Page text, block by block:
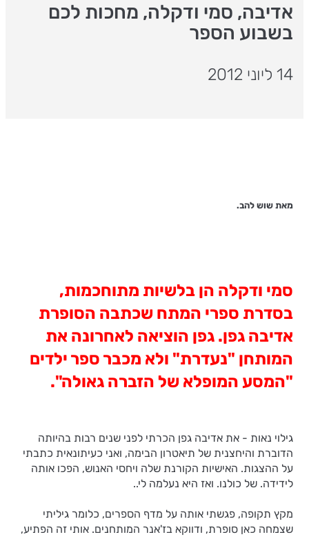
אדיבה, סמי ודקלה, מחכות לכם
בשבוע הספר
14 ליוני 2012
מאת שוש להב.
סמי ודקלה הן בלשיות מתוחכמות,
בסדרת ספרי המתח שכתבה הסופרת
אדיבה גפן. גפן הוציאה לאחרונה את
המותחן "נעדרת" ולא מכבר ספר ילדים
"המסע המופלא של הזברה גאולה".
גילוי נאות - את אדיבה גפן הכרתי לפני שנים רבות בהיותה
הדוברת והיחצנית של תיאטרון הבימה, ואני כעיתונאית כתבתי
על ההצגות. האישיות הקורנת שלה ויחסי האנוש, הפכו אותה
לידידה. של כולנו. ואז היא נעלמה לי..
מקץ תקופה, פגשתי אותה על מדף הספרים, כלומר גיליתי
שצמחה כאן סופרת, ודווקא בז'אנר המותחנים. אותי זה הפתיע,